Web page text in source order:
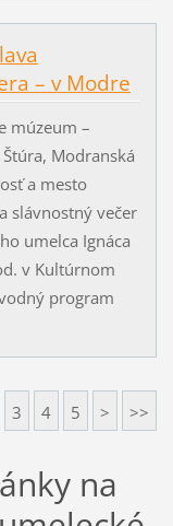
– v Modre
múzeum –
Modranská
a mesto
slávnostný večer
umelca Ignáca
v Kultúrnom
program
3 4 5 > >>
na